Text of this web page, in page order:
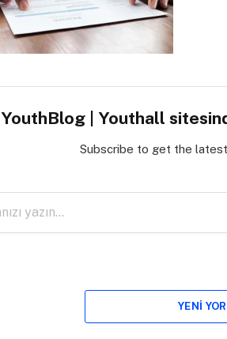
YouthBlog | Youthall
Subscribe to get the
YENI